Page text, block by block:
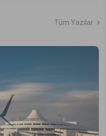
Tüm Yazılar